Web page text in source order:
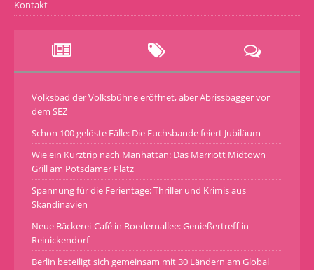
Kontakt
Volksbad der Volksbühne eröffnet, aber Abrissbagger vor
dem SEZ
Schon 100 gelöste Fälle: Die Fuchsbande feiert Jubiläum
Wie ein Kurztrip nach Manhattan: Das Marriott Midtown
Grill am Potsdamer Platz
Spannung für die Ferientage: Thriller und Krimis aus
Skandinavien
Neue Bäckerei-Café in Roedernallee: Genießertreff in
Reinickendorf
Berlin beteiligt sich gemeinsam mit 30 Ländern am Global